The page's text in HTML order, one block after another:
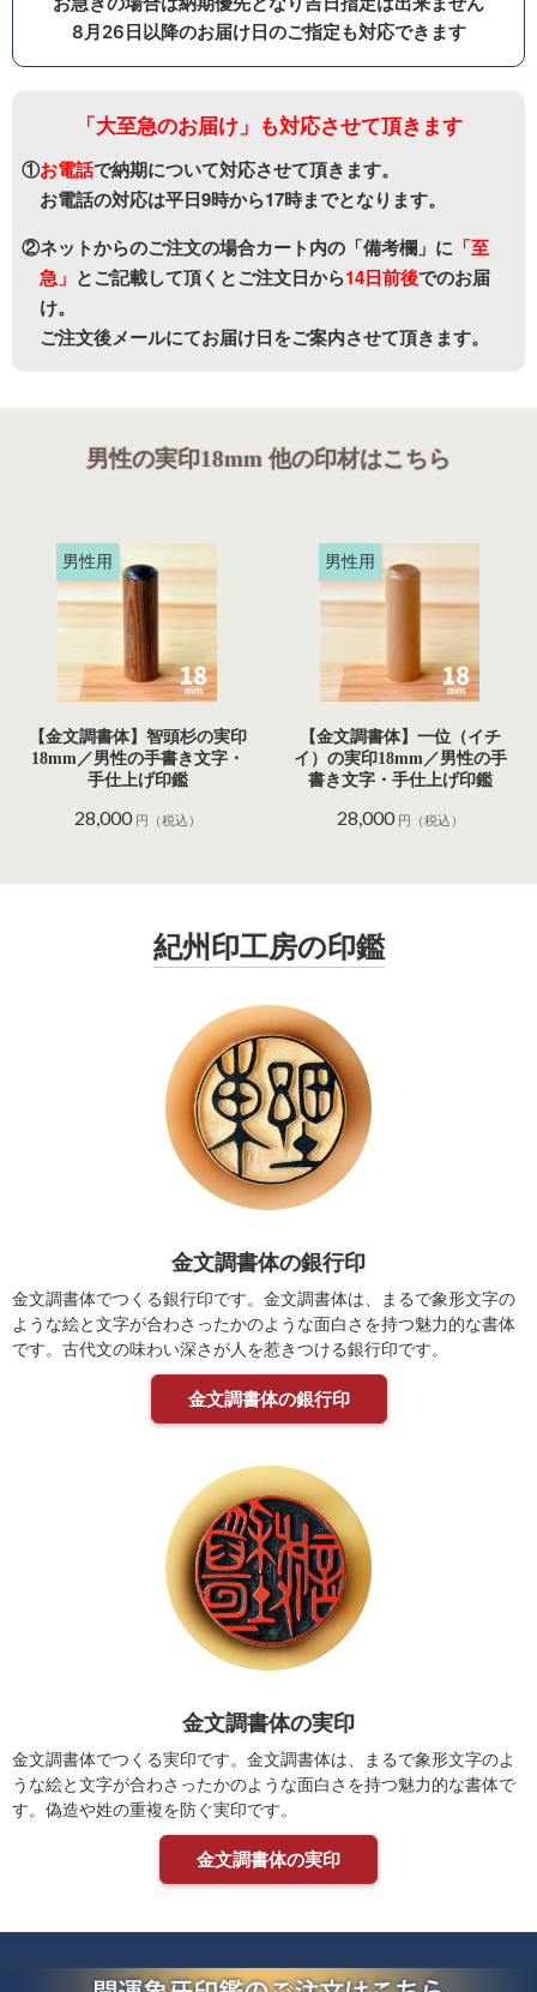
8月26日以降のお届け日のご指定も対応できます
「大至急のお届け」も対応させて頂きます
①お電話で納期について対応させて頂きます。
お電話の対応は平日9時から17時までとなります。
②ネットからのご注文の場合カート内の「備考欄」に 「至
急」 とご記載して頂くとご注文日から14日前後でのお届
け。
ご注文後メールにてお届け日をご案内させて頂きます。
男性の実印18mm 他の印材はこちら
男性用
【金文調書体】智頭杉の実印
18mm／男性の手書き文字・
手仕上げ印鑑
28,000 円（税込）
男性用
【金文調書体】一位（イチ
イ）の実印18mm／男性の手
書き文字・手仕上げ印鑑
28,000 円（税込）
紀州印工房の印鑑
金文調書体の銀行印
金文調書体でつくる銀行印です。金文調書体は、まるで象形文字の
ような絵と文字が合わさったかのような面白さを持つ魅力的な書体
です。古代文の味わい深さが人を惹きつける銀行印です。
金文調書体の銀行印
金文調書体の実印
金文調書体でつくる実印です。金文調書体は、まるで象形文字のよ
うな絵と文字が合わさったかのような面白さを持つ魅力的な書体で
す。偽造や姓の重複を防ぐ実印です。
金文調書体の実印